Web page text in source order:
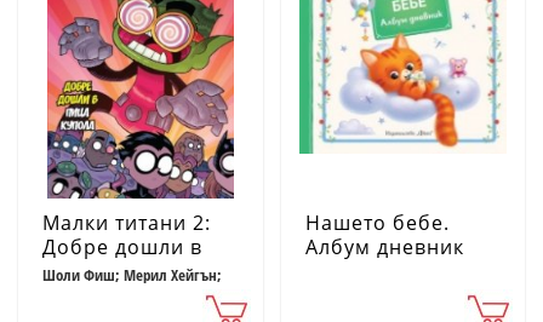
Малки титани 2:
Добре дошли в
пица купола!
Шоли Фиш; Мерил Хейгън;
Нашето бебе.
Албум дневник